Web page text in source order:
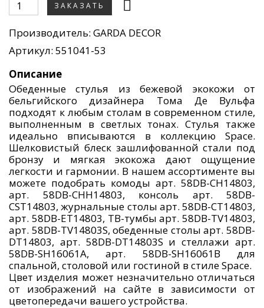
ЗАКАЗАТЬ
Производитель: GARDA DECOR
Артикул: 551041-53
Описание
Обеденные стулья из бежевой экокожи от
бельгийского дизайнера Тома Де Вульфа
подходят к любым столам в современном стиле,
выполненным в светлых тонах. Стулья также
идеально вписываются в коллекцию Space.
Шелковистый блеск зашлифованной стали под
бронзу и мягкая экокожа дают ощущение
легкости и гармонии. В нашем ассортименте вы
можете подобрать комоды арт. 58DB-CH14803,
арт. 58DB-CHH14803, консоль арт. 58DB-
CST14803, журнальные столы арт. 58DB-CT14803,
арт. 58DB-ET14803, ТВ-тумбы арт. 58DB-TV14803,
арт. 58DB-TV14803S, обеденные столы арт. 58DB-
DT14803, арт. 58DB-DT14803S и стеллажи арт.
58DB-SH16061A, арт. 58DB-SH16061B для
спальной, столовой или гостиной в стиле Space.
Цвет изделия может незначительно отличаться
от изображений на сайте в зависимости от
цветопередачи вашего устройства.